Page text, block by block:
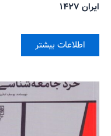
ایران ۱۴۲۷
اطلاعات بیشتر